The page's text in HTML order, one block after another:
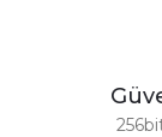
Swatch yos
Mehmet